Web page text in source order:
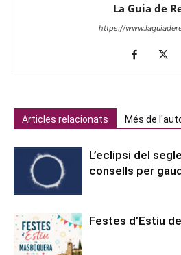
La Guia de
https://
Articles relacionats Més de
L’eclipsi del
consells per
Festes d’Estiu